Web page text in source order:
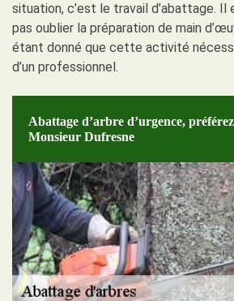
situation, c’est le travail d’abattage. Il
pas oublier la préparation de main
étant donné que cette activité
d’un professionnel.
Abattage d’arbre d’urgence,
Monsieur Dufresne